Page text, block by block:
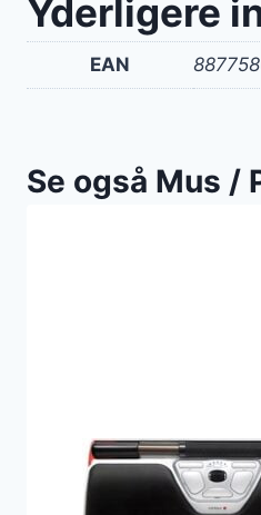
Yderligere
EAN
Se også Mus /